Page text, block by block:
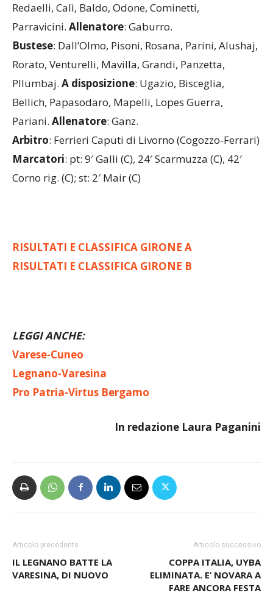
disposizione: Del Frate, Bersanetti, Giudici A.,
Redaelli, Calì, Baldo, Odone, Cominetti,
Parravicini.Allenatore: Gaburro.
Bustese: Dall’Olmo, Pisoni, Rosana, Parini, Alushaj,
Rorato, Venturelli, Mavilla, Grandi, Panzetta,
Pllumbaj.A disposizione: Ugazio, Bisceglia,
Bellich, Papasodaro, Mapelli, Lopes Guerra,
Pariani. Allenatore: Ganz.
Arbitro: Ferrieri Caputi di Livorno (Cogozzo-Ferrari)
Marcatori: pt: 9′ Galli (C), 24′ Scarmuzza (C), 42′
RISULTATI E CLASSIFICA GIRONE A
LEGGI ANCHE:
Varese-Cuneo
Legnano-Varesina
Articolo precedente Articolo successivo
COPPA ITALIA, UYBA